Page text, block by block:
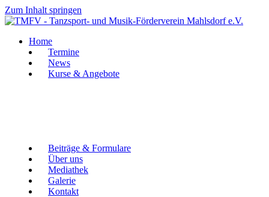
Zum Inhalt springen
Home
Termine
News
Kurse & Angebote
Beiträge & Formulare
Über uns
Mediathek
Galerie
Kontakt